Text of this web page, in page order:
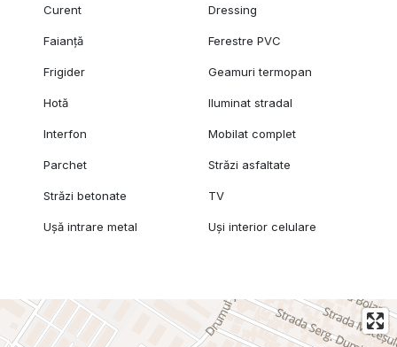
Curent Dressing
Faianță Ferestre PVC
Frigider Geamuri termopan
Hotă Iluminat stradal
Interfon Mobilat complet
Parchet Străzi asfaltate
Străzi betonate TV
Ușă intrare metal Uși interior celulare